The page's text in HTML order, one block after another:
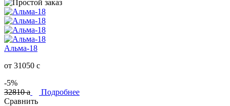
Альма-18
от 31050 c
-5%
32810a
Подробнее
Сравнить